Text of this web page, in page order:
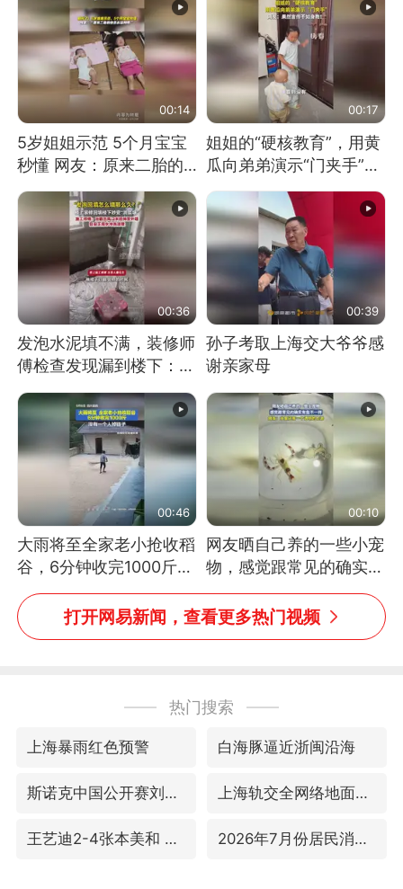
00:14
5岁姐姐示范 5个月宝宝
秒懂 网友：原来二胎的
快乐长这样
00:17
姐姐的“硬核教育”，用黄
瓜向弟弟演示“门夹手”，
网友：果然言传不如身
教！
00:36
发泡水泥填不满，装修师
傅检查发现漏到楼下：出
风口未延伸到外墙
00:39
孙子考取上海交大爷爷感
谢亲家母
00:46
大雨将至全家老小抢收稻
谷，6分钟收完1000斤，
没有一个人掉链子
00:10
网友晒自己养的一些小宠
物，感觉跟常见的确实有
些不一样
打开网易新闻，查看更多热门视频
热门搜索
上海暴雨红色预警 白海豚逼近浙闽沿海
斯诺克中国公开赛刘宏宇击败霍金斯 上海轨交全网络地面高架区段限速运行
王艺迪2-4张本美和 无缘横滨赛决赛 2026年7月份居民消费价格同比上涨0.5%